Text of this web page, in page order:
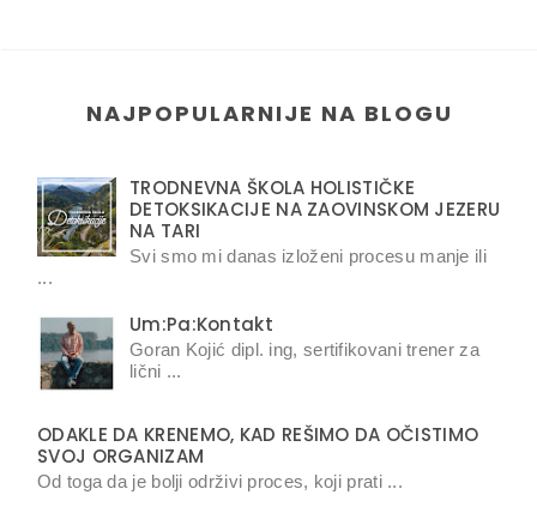
NAJPOPULARNIJE NA BLOGU
TRODNEVNA ŠKOLA HOLISTIČKE
DETOKSIKACIJE NA ZAOVINSKOM JEZERU
NA TARI
Svi smo mi danas izloženi procesu manje ili
...
Um:Pa:Kontakt
Goran Kojić dipl. ing, sertifikovani trener za
lični ...
ODAKLE DA KRENEMO, KAD REŠIMO DA OČISTIMO
SVOJ ORGANIZAM
Od toga da je bolji održivi proces, koji prati ...